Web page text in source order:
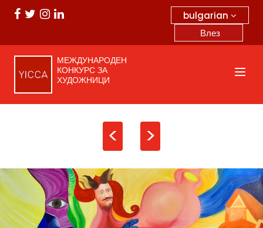
bulgarian
Влез
МЕЖДУНАРОДЕН
КОНКУРС ЗА
ХУДОЖНИЦИ
< >